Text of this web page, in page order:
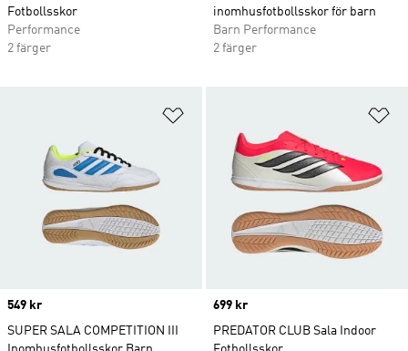
Fotbollsskor
Performance
2 färger
inomhusfotbollsskor för barn
Barn Performance
2 färger
Price
549 kr
SUPER SALA COMPETITION III
Price
699 kr
PREDATOR CLUB Sala Indoor